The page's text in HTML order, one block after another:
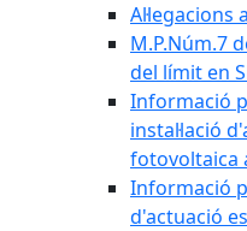
Al·legacions
M.P.Núm.7
del límit en
Informació
instal·lació
fotovoltaica
Informació
d'actuació